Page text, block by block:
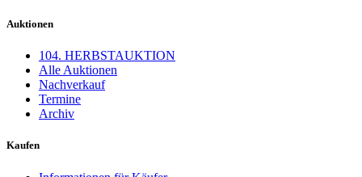
Auktionen
104. HERBSTAUKTION
Alle Auktionen
Nachverkauf
Termine
Archiv
Kaufen